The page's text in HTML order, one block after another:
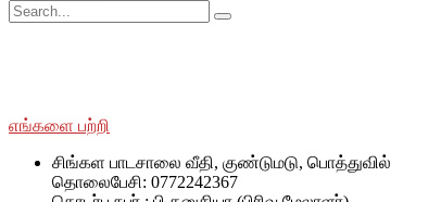
எங்களை பற்றி
சிங்கள பாடசாலை வீதி, குண்டுமடு, பொத்துவில்
தொலைபேசி: 0772242367